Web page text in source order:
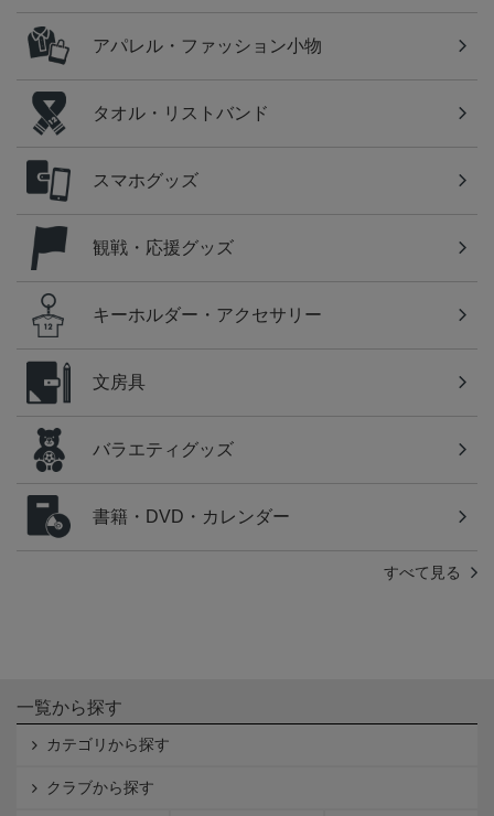
アパレル・ファッション小物
タオル・リストバンド
スマホグッズ
観戦・応援グッズ
キーホルダー・アクセサリー
文房具
バラエティグッズ
書籍・DVD・カレンダー
すべて見る
一覧から探す
カテゴリから探す
クラブから探す